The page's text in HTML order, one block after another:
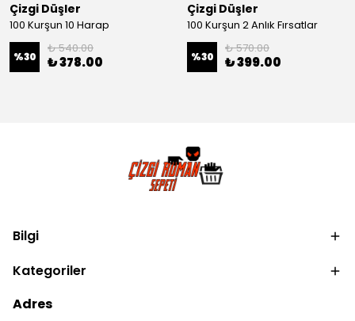
Çizgi Düşler
100 Kurşun 10 Harap
%30
₺ 540.00
₺ 378.00
Çizgi Düşler
100 Kurşun 2 Anlık Fırsatlar
%30
₺ 570.00
₺ 399.00
Bilgi
Kategoriler
Adres